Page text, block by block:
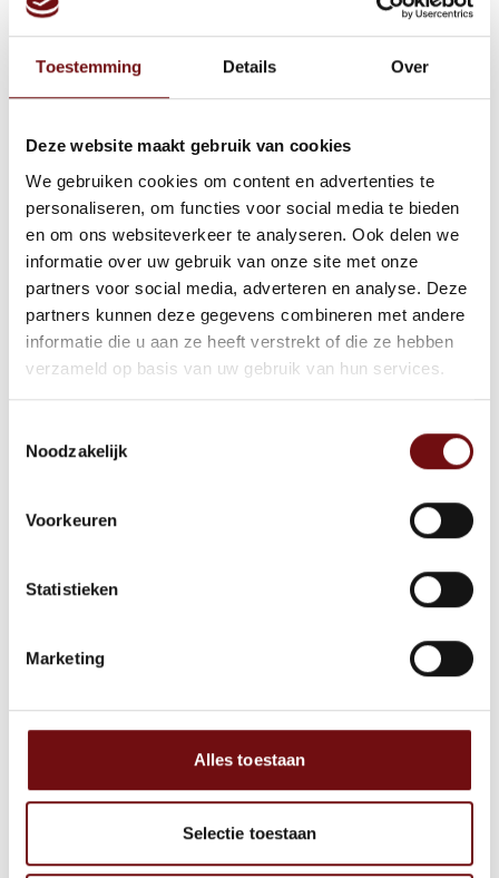
Toestemming Details Over
Deze website maakt gebruik van cookies
We gebruiken cookies om content en advertenties te
personaliseren, om functies voor social media te bieden
en om ons websiteverkeer te analyseren. Ook delen we
informatie over uw gebruik van onze site met onze
partners voor social media, adverteren en analyse. Deze
partners kunnen deze gegevens combineren met andere
informatie die u aan ze heeft verstrekt of die ze hebben
verzameld op basis van uw gebruik van hun services.
Noodzakelijk
Voorkeuren
Statistieken
Marketing
Alles toestaan
Selectie toestaan
evacuatie.
Deze herhalingstraining duurt een halve dag
en is bedoeld voor degenen die al een basis
BHV-training hebben gevolgd en hun BHV-
certificaat willen verlengen. Na afronding ben
je weer volledig bevoegd om als BHV’er op te
treden in noodsituaties.
Locatie